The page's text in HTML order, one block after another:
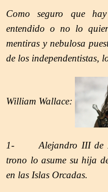
Como seguro que
entendido o no lo
mentiras y nebulosa
de los independentistas,
William Wallace:
1- Alejandro III de
trono lo asume su hija
en las Islas Orcadas.